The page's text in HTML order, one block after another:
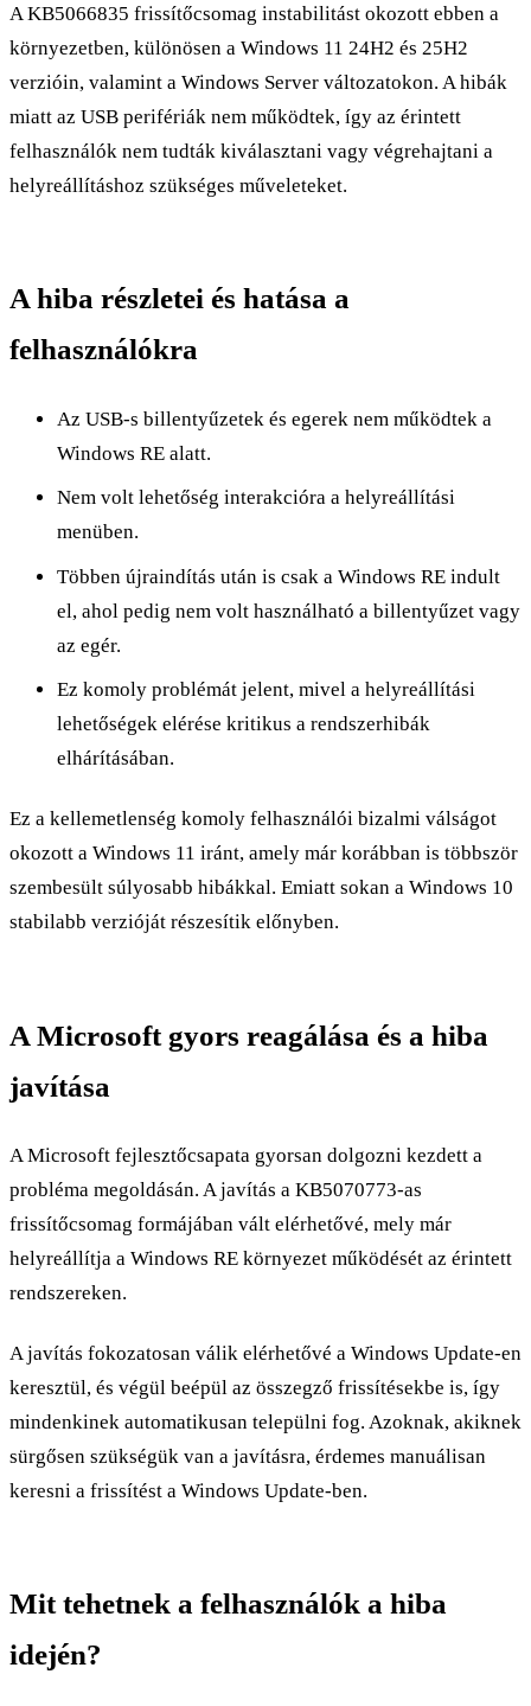
A KB5066835 frissítőcsomag instabilitást okozott ebben a
környezetben, különösen a Windows 11 24H2 és 25H2
verzióin, valamint a Windows Server változatokon. A hibák
miatt az USB perifériák nem működtek, így az érintett
felhasználók nem tudták kiválasztani vagy végrehajtani a
helyreállításhoz szükséges műveleteket.
A hiba részletei és hatása a
felhasználókra
Az USB-s billentyűzetek és egerek nem működtek a
Windows RE alatt.
Nem volt lehetőség interakcióra a helyreállítási
menüben.
Többen újraindítás után is csak a Windows RE indult
el, ahol pedig nem volt használható a billentyűzet vagy
az egér.
Ez komoly problémát jelent, mivel a helyreállítási
lehetőségek elérése kritikus a rendszerhibák
elhárításában.
Ez a kellemetlenség komoly felhasználói bizalmi válságot
okozott a Windows 11 iránt, amely már korábban is többször
szembesült súlyosabb hibákkal. Emiatt sokan a Windows 10
stabilabb verzióját részesítik előnyben.
A Microsoft gyors reagálása és a hiba
javítása
A Microsoft fejlesztőcsapata gyorsan dolgozni kezdett a
probléma megoldásán. A javítás a KB5070773-as
frissítőcsomag formájában vált elérhetővé, mely már
helyreállítja a Windows RE környezet működését az érintett
rendszereken.
A javítás fokozatosan válik elérhetővé a Windows Update-en
keresztül, és végül beépül az összegző frissítésekbe is, így
mindenkinek automatikusan települni fog. Azoknak, akiknek
sürgősen szükségük van a javításra, érdemes manuálisan
keresni a frissítést a Windows Update-ben.
Mit tehetnek a felhasználók a hiba
idején?